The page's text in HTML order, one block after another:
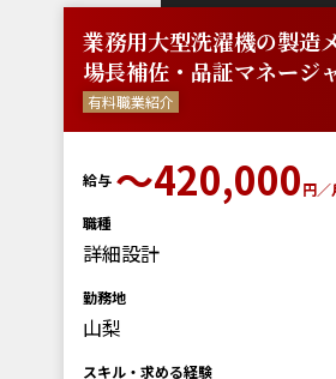
業務用大型洗濯機の製造
場長補佐・品証マネージ
有料職業紹介
給与 〜420,000円／
職種
詳細設計
勤務地
山梨
スキル・求める経験